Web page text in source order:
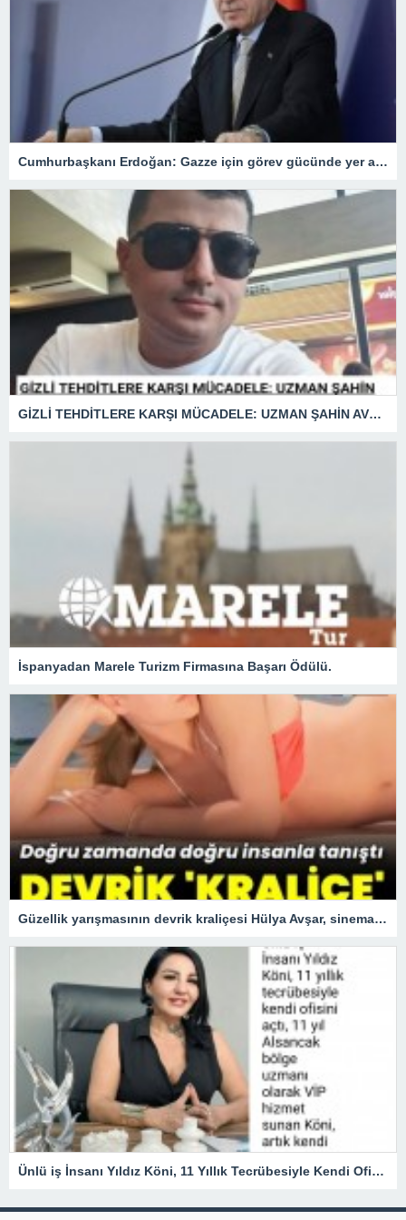
Cumhurbaşkanı Erdoğan: Gazze için görev gücünde yer alacağız.
GİZLİ TEHDİTLERE KARŞI MÜCADELE: UZMAN ŞAHİN AVŞAR ANLATIYOR – “İSTİHBARATA KARŞI KOYMADAN VAZGEÇMEK, KAPINIZI AÇIK BIRAKMAK GİBİDİR!”
İspanyadan Marele Turizm Firmasına Başarı Ödülü.
Güzellik yarışmasının devrik kraliçesi Hülya Avşar, sinemanın kraliçesi oldu.
Ünlü iş İnsanı Yıldız Köni, 11 Yıllık Tecrübesiyle Kendi Ofisini açtı !